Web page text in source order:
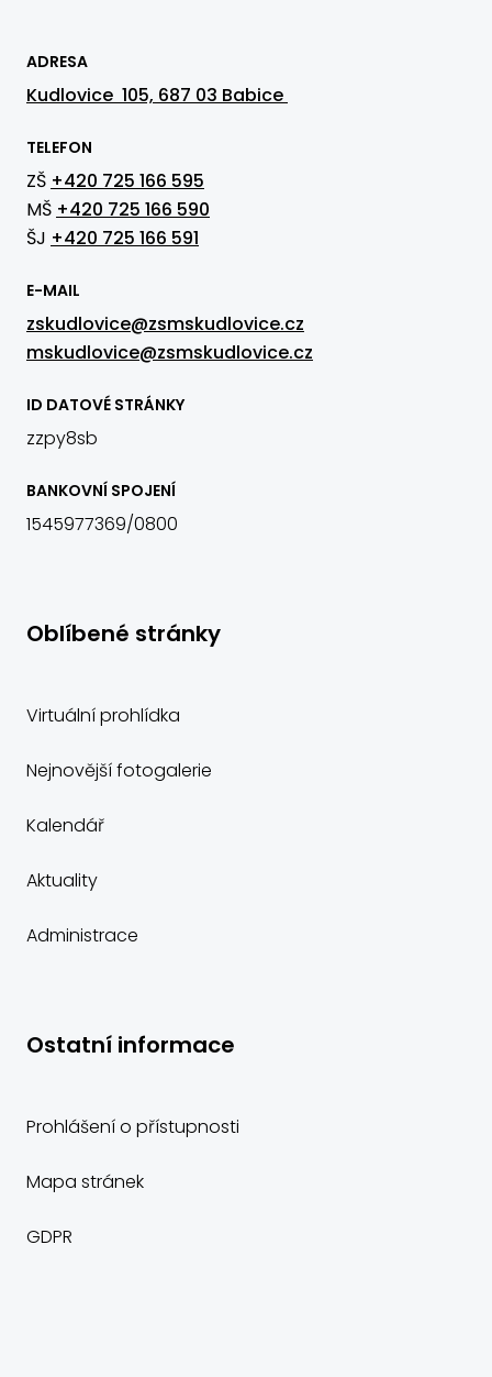
ADRESA
Kudlovice 105, 687 03 Babice
TELEFON
ZŠ +420 725 166 595
MŠ +420 725 166 590
ŠJ +420 725 166 591
E-MAIL
zskudlovice@zsmskudlovice.cz
mskudlovice@zsmskudlovice.cz
ID DATOVÉ STRÁNKY
zzpy8sb
BANKOVNÍ SPOJENÍ
1545977369/0800
Oblíbené stránky
Virtuální prohlídka
Nejnovější fotogalerie
Kalendář
Aktuality
Administrace
Ostatní informace
Prohlášení o přístupnosti
Mapa stránek
GDPR